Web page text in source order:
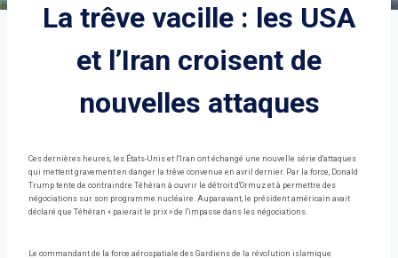
La trêve vacille : les USA
et l’Iran croisent de
nouvelles attaques
Ces dernières heures, les États-Unis et l'Iran ont échangé une nouvelle série d'attaques
qui mettent gravement en danger la trêve convenue en avril dernier. Par la force, Donald
Trump tente de contraindre Téhéran à ouvrir le détroit d'Ormuz et à permettre des
négociations sur son programme nucléaire. Auparavant, le président américain avait
déclaré que Téhéran « paierait le prix » de l'impasse dans les négociations.
Le commandant de la force aérospatiale des Gardiens de la révolution islamique